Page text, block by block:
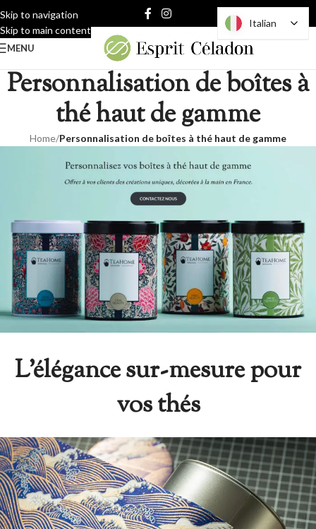
Skip to navigation
Skip to main content
MENU
Personnalisation de boîtes à
thé haut de gamme
Home/Personnalisation de boîtes à thé haut de gamme
L’élégance sur-mesure pour
vos thés
Italian
Italian